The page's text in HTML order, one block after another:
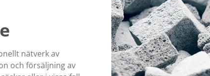
nätverk av
och försäljning av